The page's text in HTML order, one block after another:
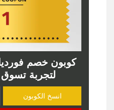
لتجربة
انسخ الكوبون